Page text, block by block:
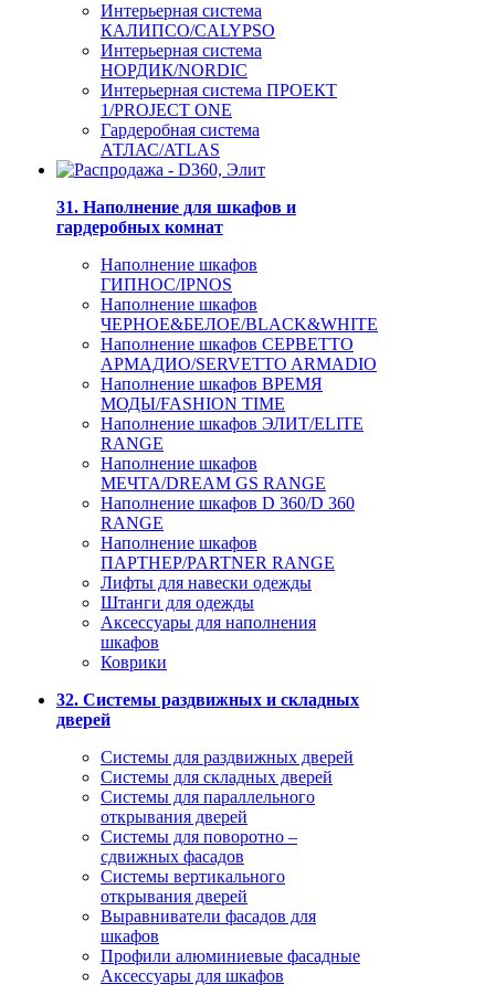
Интерьерная система
КАЛИПСО/CALYPSO
Интерьерная система
НОРДИК/NORDIC
Интерьерная система ПРОЕКТ
1/PROJECT ONE
Гардеробная система
АТЛАС/ATLAS
31. Наполнение для шкафов и
гардеробных комнат
Наполнение шкафов
ГИПНОС/IPNOS
Наполнение шкафов
ЧЕРНОЕ&БЕЛОЕ/BLACK&WHITE
Наполнение шкафов СЕРВЕТТО
АРМАДИО/SERVETTO ARMADIO
Наполнение шкафов ВРЕМЯ
МОДЫ/FASHION TIME
Наполнение шкафов ЭЛИТ/ELITE
RANGE
Наполнение шкафов
МЕЧТА/DREAM GS RANGE
Наполнение шкафов D 360/D 360
RANGE
Наполнение шкафов
ПАРТНЕР/PARTNER RANGE
Лифты для навески одежды
Штанги для одежды
Аксессуары для наполнения
шкафов
Коврики
32. Системы раздвижных и складных
дверей
Системы для раздвижных дверей
Системы для складных дверей
Системы для параллельного
открывания дверей
Системы для поворотно –
сдвижных фасадов
Системы вертикального
открывания дверей
Выравниватели фасадов для
шкафов
Профили алюминиевые фасадные
Аксессуары для шкафов